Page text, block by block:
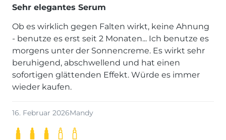
Sehr elegantes Serum
Ob es wirklich gegen Falten wirkt, keine Ahnung
- benutze es erst seit 2 Monaten... Ich benutze es
morgens unter der Sonnencreme. Es wirkt sehr
beruhigend, abschwellend und hat einen
sofortigen glättenden Effekt. Würde es immer
wieder kaufen.
16. Februar 2026Mandy